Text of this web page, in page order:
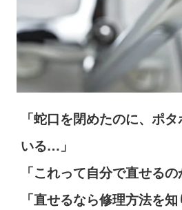
「蛇口を閉めたのに、ポ
いる…」
「これって自分で直せるの
「直せるなら修理方法を知